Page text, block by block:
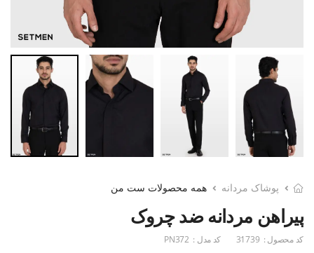
پوشاک مردانه همه محصولات ست من
پیراهن مردانه ضد چروک
کد محصول : 31739 کد مدل : PN372